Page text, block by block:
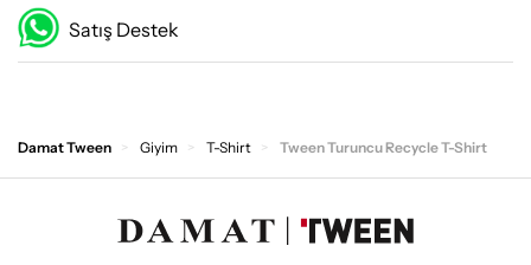
Satış Destek
Damat Tween Giyim T-Shirt Tween Turuncu Recycle T-Shirt